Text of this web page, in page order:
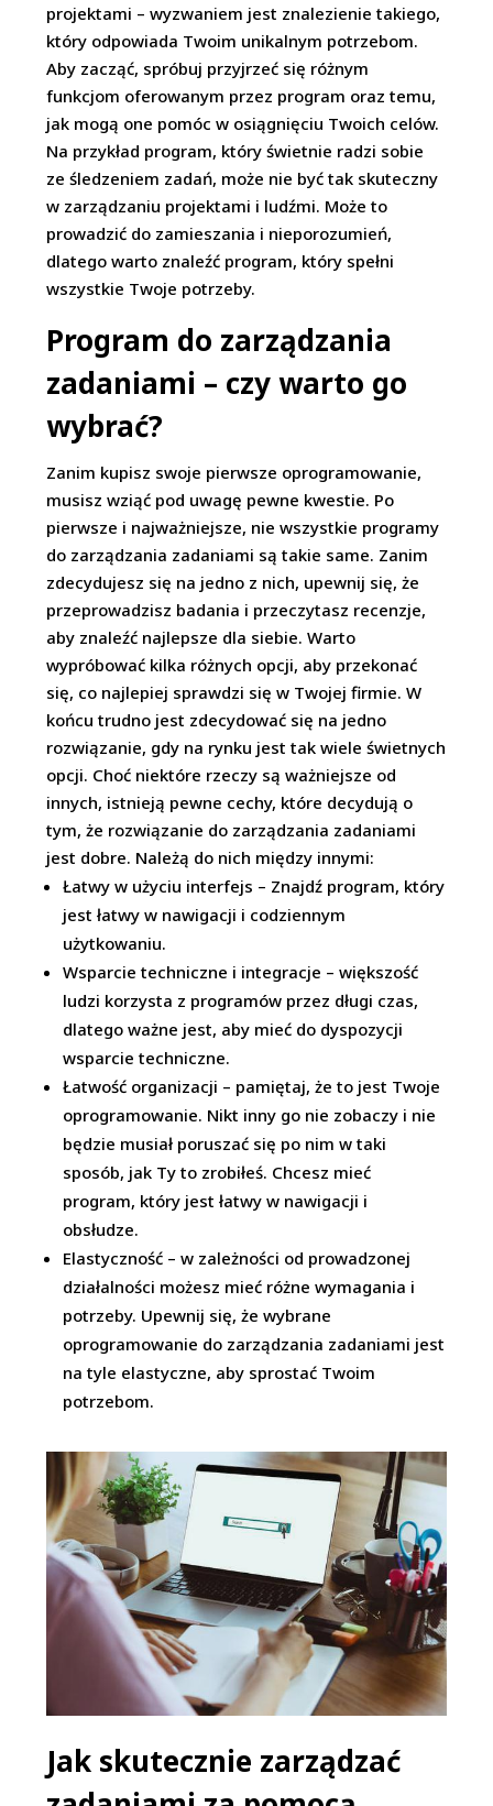
projektami – wyzwaniem jest znalezienie takiego,
który odpowiada Twoim unikalnym potrzebom.
Aby zacząć, spróbuj przyjrzeć się różnym
funkcjom oferowanym przez program oraz temu,
jak mogą one pomóc w osiągnięciu Twoich celów.
Na przykład program, który świetnie radzi sobie
ze śledzeniem zadań, może nie być tak skuteczny
w zarządzaniu projektami i ludźmi. Może to
prowadzić do zamieszania i nieporozumień,
dlatego warto znaleźć program, który spełni
wszystkie Twoje potrzeby.
Program do zarządzania
zadaniami – czy warto go
wybrać?
Zanim kupisz swoje pierwsze oprogramowanie,
musisz wziąć pod uwagę pewne kwestie. Po
pierwsze i najważniejsze, nie wszystkie programy
do zarządzania zadaniami są takie same. Zanim
zdecydujesz się na jedno z nich, upewnij się, że
przeprowadzisz badania i przeczytasz recenzje,
aby znaleźć najlepsze dla siebie. Warto
wypróbować kilka różnych opcji, aby przekonać
się, co najlepiej sprawdzi się w Twojej firmie. W
końcu trudno jest zdecydować się na jedno
rozwiązanie, gdy na rynku jest tak wiele świetnych
opcji. Choć niektóre rzeczy są ważniejsze od
innych, istnieją pewne cechy, które decydują o
tym, że rozwiązanie do zarządzania zadaniami
jest dobre. Należą do nich między innymi:
Łatwy w użyciu interfejs – Znajdź program, który
jest łatwy w nawigacji i codziennym
użytkowaniu.
Wsparcie techniczne i integracje – większość
ludzi korzysta z programów przez długi czas,
dlatego ważne jest, aby mieć do dyspozycji
wsparcie techniczne.
Łatwość organizacji – pamiętaj, że to jest Twoje
oprogramowanie. Nikt inny go nie zobaczy i nie
będzie musiał poruszać się po nim w taki
sposób, jak Ty to zrobiłeś. Chcesz mieć
program, który jest łatwy w nawigacji i
obsłudze.
Elastyczność – w zależności od prowadzonej
działalności możesz mieć różne wymagania i
potrzeby. Upewnij się, że wybrane
oprogramowanie do zarządzania zadaniami jest
na tyle elastyczne, aby sprostać Twoim
potrzebom.
Jak skutecznie zarządzać